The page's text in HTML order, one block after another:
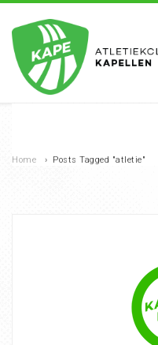
Home › Posts Tagged "atletie"